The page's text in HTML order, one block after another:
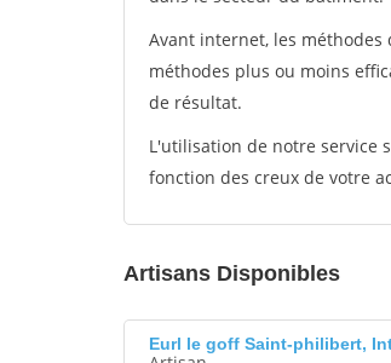
Avant internet, les
méthodes plus ou moins
de résultat.
L'utilisation de notre service
fonction des creux de votre
Artisans Disponibles
Eurl le goff Saint-philibert,